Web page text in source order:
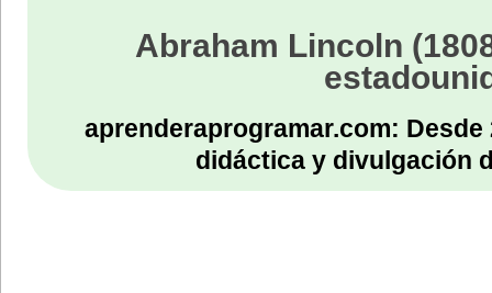
Abraham Lincoln
aprenderaprogramar.com:
didáctica y divulgación